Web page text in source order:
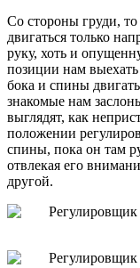
Со стороны груди,
двигаться только
руку, хоть и
позиции нам
бока и спины
знакомые нам
выглядят, как
положении
спины, пока он там
отвлекая его
другой.